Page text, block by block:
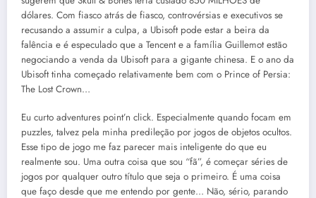
dólares. Com fiasco atrás de fiasco, controvérsias e executivos se
recusando a assumir a culpa, a Ubisoft pode estar a beira da
falência e é especulado que a Tencent e a família Guillemot estão
negociando a venda da Ubisoft para a gigante chinesa. E o ano da
Ubisoft tinha começado relativamente bem com o Prince of Persia:
The Lost Crown…
Eu curto adventures point’n click. Especialmente quando focam em
puzzles, talvez pela minha predileção por jogos de objetos ocultos.
Esse tipo de jogo me faz parecer mais inteligente do que eu
realmente sou. Uma outra coisa que sou “fã”, é começar séries de
jogos por qualquer outro título que seja o primeiro. É uma coisa
que faço desde que me entendo por gente… Não, sério, parando